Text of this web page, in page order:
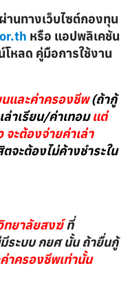
ทางเว็บไซต์กองทุน
หรือ แอปพลิเคชัน
โหลด คู่มือการใช้งาน
นและค่าครองชีพ(ถ้ากู้
ล่าเรียน/ค่าเทอมแต่
ะต้องจ่ายค่าเล่า
จะต้องไม่ค้างชำระใน
ทยาลัยสงฆ์ที่
ระบบ กยศ นั้น ถ้ายื่นกู้
ค่าครองชีพเท่านั้น